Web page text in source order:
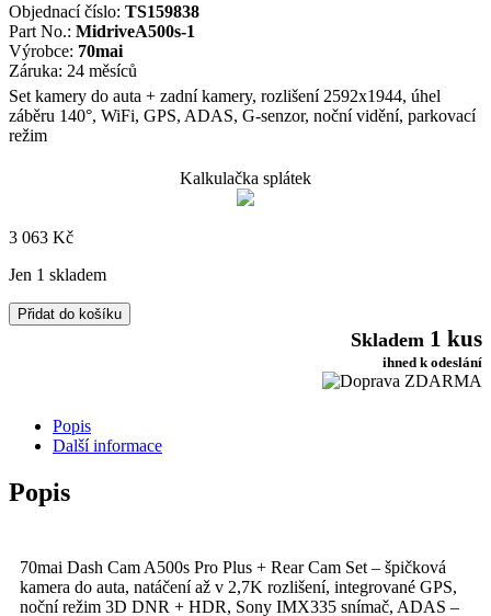
Objednací číslo: TS159838
Part No.: MidriveA500s-1
Výrobce: 70mai
Záruka: 24 měsíců
Set kamery do auta + zadní kamery, rozlišení 2592x1944, úhel
záběru 140°, WiFi, GPS, ADAS, G-senzor, noční vidění, parkovací
režim
Kalkulačka splátek
3 063 Kč
Jen 1 skladem
70mai
Dash
Rear
RC06
Přidat do košíku
Skladem 1 kus
ihned k odeslání
Popis
Další informace
Popis
70mai Dash Cam A500s Pro Plus + Rear Cam Set – špičková
kamera do auta, natáčení až v 2,7K rozlišení, integrované GPS,
noční režim 3D DNR + HDR, Sony IMX335 snímač, ADAS –